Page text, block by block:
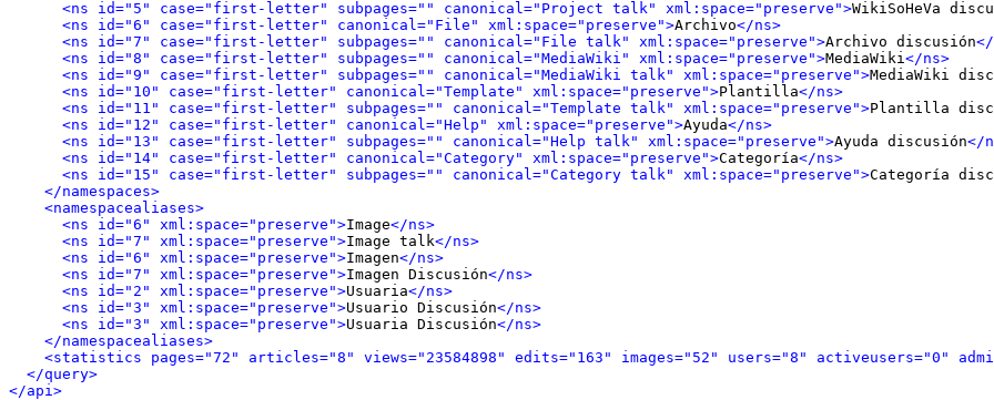
<ns id="5" case="first-letter" subpages="" canonical="Project talk" xml:space="preserve">WikiSoHeVa
<ns id="6" case="first-letter" canonical="File" xml:space="preserve">Archivo</ns>
<ns id="7" case="first-letter" subpages="" canonical="File talk" xml:space="preserve">Archivo discusión
<ns id="8" case="first-letter" subpages="" canonical="MediaWiki" xml:space="preserve">MediaWiki</ns>
<ns id="9" case="first-letter" subpages="" canonical="MediaWiki talk" xml:space="preserve">MediaWiki
<ns id="10" case="first-letter" canonical="Template" xml:space="preserve">Plantilla</ns>
<ns id="11" case="first-letter" subpages="" canonical="Template talk" xml:space="preserve">Plantilla
<ns id="12" case="first-letter" canonical="Help" xml:space="preserve">Ayuda</ns>
<ns id="13" case="first-letter" subpages="" canonical="Help talk" xml:space="preserve">Ayuda discusión</
<ns id="14" case="first-letter" canonical="Category" xml:space="preserve">Categoría</ns>
<ns id="15" case="first-letter" subpages="" canonical="Category talk" xml:space="preserve">Categoría
</namespaces>
<namespacealiases>
<ns id="6" xml:space="preserve">Image</ns>
<ns id="7" xml:space="preserve">Image talk</ns>
<ns id="6" xml:space="preserve">Imagen</ns>
<ns id="7" xml:space="preserve">Imagen Discusión</ns>
<ns id="2" xml:space="preserve">Usuaria</ns>
<ns id="3" xml:space="preserve">Usuario Discusión</ns>
<ns id="3" xml:space="preserve">Usuaria Discusión</ns>
</namespacealiases>
<statistics pages="72" articles="8" views="23584898" edits="163" images="52" users="8" activeusers="0"
</query>
</api>